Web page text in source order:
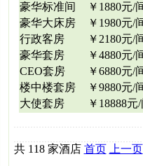
豪华标准间
￥1880元/
豪华大床房
￥1980元/
行政客房
￥2180元/
豪华套房
￥4880元/
CEO套房
￥6880元/
楼中楼套房
￥9880元/
大使套房
￥18888元
共 118 家酒店 首页 上一页